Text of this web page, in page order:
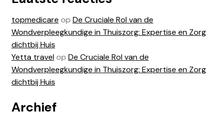
topmedicare op De Cruciale Rol van de
Wondverpleegkundige in Thuiszorg: Expertise en Zorg
dichtbij Huis
Yetta travelop De Cruciale Rol van de
Wondverpleegkundige in Thuiszorg: Expertise en Zorg
dichtbij Huis
Archief